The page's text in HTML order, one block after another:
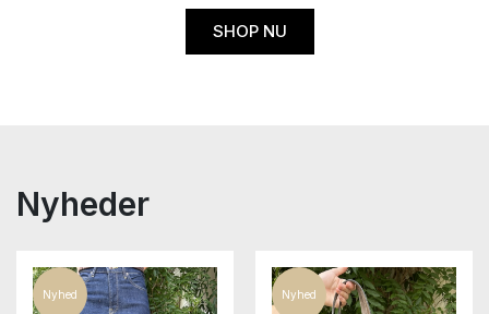
SHOP NU
Nyheder
Nyhed Nyhed